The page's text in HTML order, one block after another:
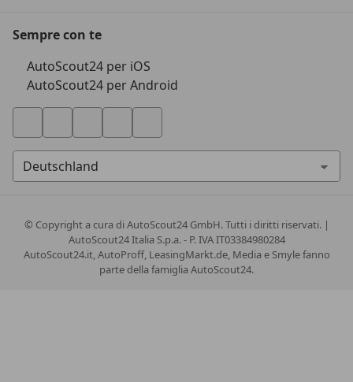
Sempre con te
AutoScout24 per iOS
AutoScout24 per Android
© Copyrighta cura di AutoScout24 GmbH. Tutti i diritti riservati. |
AutoScout24 Italia S.p.a. - P. IVA IT03384980284
AutoScout24.it, AutoProff, LeasingMarkt.de, Media e Smyle fanno
parte della famiglia AutoScout24.